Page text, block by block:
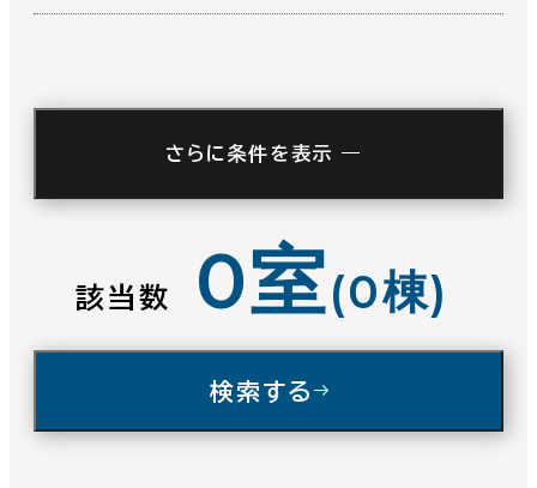
さらに条件を表示
該当数 0室(0棟)
検索する